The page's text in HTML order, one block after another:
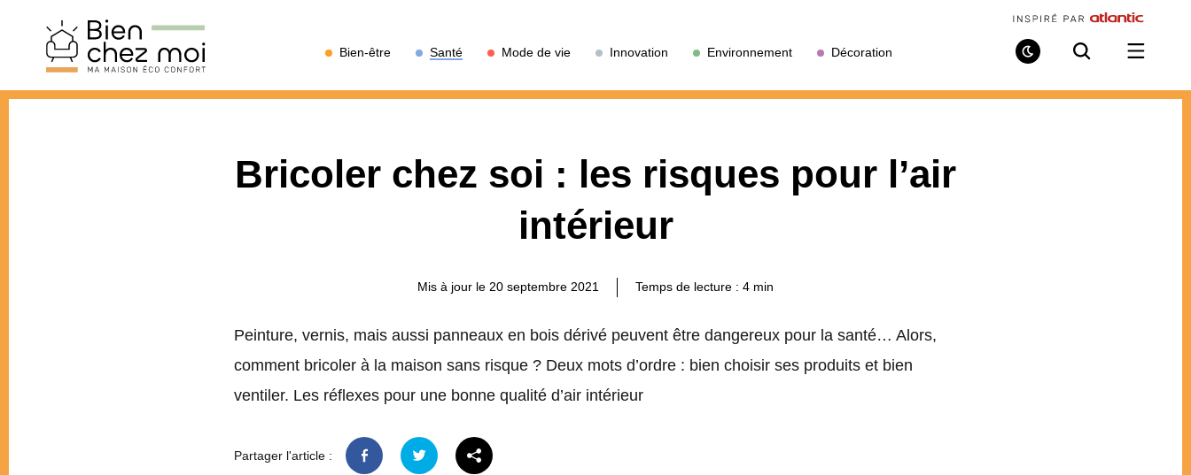
Bien-être Santé Mode de vie Innovation Environnement Décoration
Mode
RechercheOuvrir
le
Bricoler chez soi : les risques pour l’air
intérieur
Mis à jour le 20 septembre 2021 Temps de lecture : 4 min
Peinture, vernis, mais aussi panneaux en bois dérivé peuvent être dangereux pour la santé… Alors,
comment bricoler à la maison sans risque ? Deux mots d’ordre : bien choisir ses produits et bien
ventiler. Les réflexes pour une bonne qualité d’air intérieur
Partager l'article :